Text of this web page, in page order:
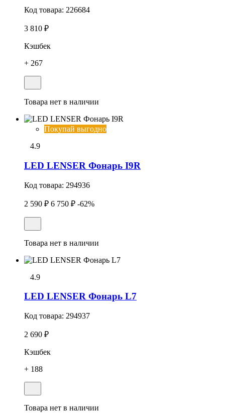
Код товара: 226684
3 810 ₽
Кэшбек
+ 267
Товара нет в наличии
Покупай выгодно
4.9
LED LENSER Фонарь I9R
Код товара: 294936
2 590 ₽ 6 750 ₽ -62%
Товара нет в наличии
4.9
LED LENSER Фонарь L7
Код товара: 294937
2 690 ₽
Кэшбек
+ 188
Товара нет в наличии